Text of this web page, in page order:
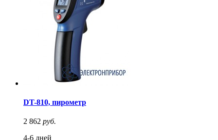
DT-810, пирометр
2 862 руб.
4-6 дней